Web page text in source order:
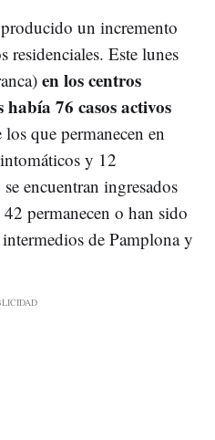
un incremento
residenciales. Este lunes
en los centros
había 76 casos activos
que permanecen en
y 12
encuentran ingresados
permanecen o han sido
de Pamplona y